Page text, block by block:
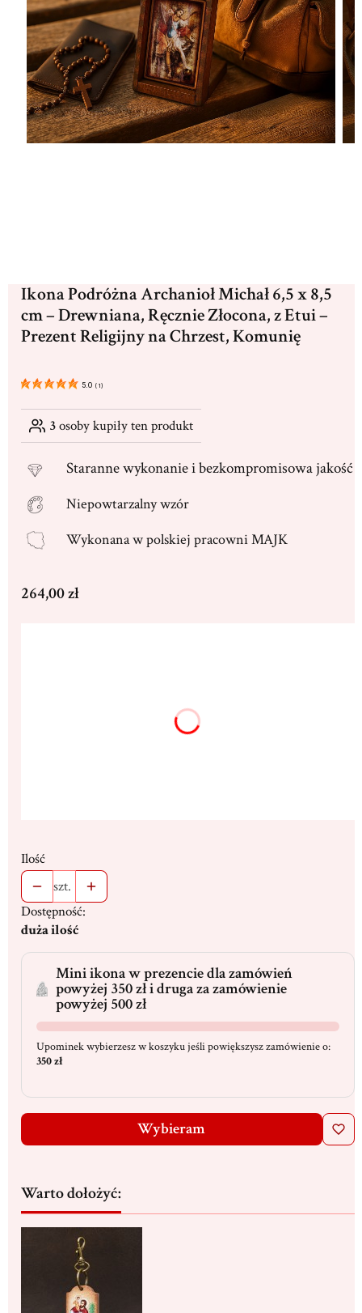
Ikona Podróżna Archanioł Michał 6,5 x 8,5
cm – Drewniana, Ręcznie Złocona, z Etui –
Prezent Religijny na Chrzest, Komunię
5.0 ( 1)
3osoby kupiły ten produkt
Starannewykonanie i bezkompromisowa jakość
Niepowtarzalny wzór
Wykonana wpolskiej pracowni MAJK
Cena
264,00 zł
(+16,00 zł)
Ilość
szt.
Dostępność:
duża ilość
Mini ikona w prezencie dla zamówień
powyżej 350 zł i druga za zamówienie
powyżej 500 zł
Upominek wybierzesz w koszyku jeśli powiększysz zamówienie o:
350 zł
Wybieram
Warto dołożyć: